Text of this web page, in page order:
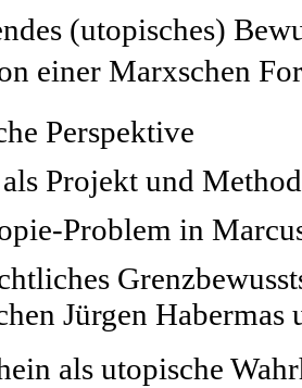
(utopisches)
einer Marxschen
Perspektive
Projekt und
Problem in
Jürgen Habermas
als utopische